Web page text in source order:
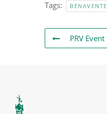
Tags: BENAVENTE
PRV Event